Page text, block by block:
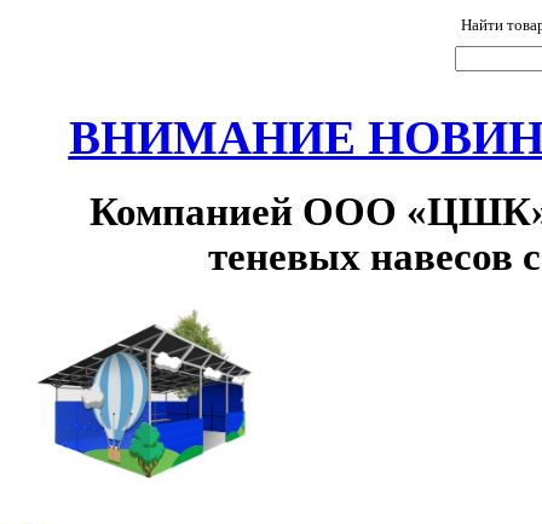
Найти
ВНИМАНИЕ
Компанией ООО «ЦШК»
теневых навесов